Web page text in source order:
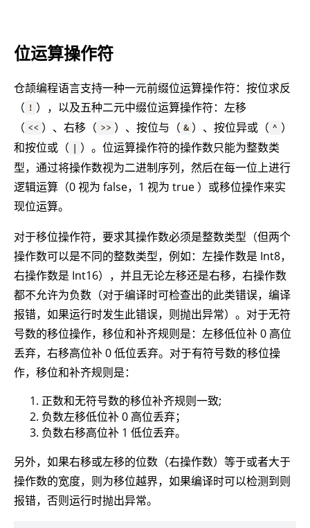
位运算操作符
仓颉编程语言支持一种一元前缀位运算操作符：按位求反
（ ! ），以及五种二元中缀位运算操作符：左移
（ << ）、右移（ >> ）、按位与（ & ）、按位异或（ ^ ）
和按位或（ | ）。位运算操作符的操作数只能为整数类
型，通过将操作数视为二进制序列，然后在每一位上进行
逻辑运算（0 视为 false，1 视为 true ）或移位操作来实
现位运算。
对于移位操作符，要求其操作数必须是整数类型（但两个
操作数可以是不同的整数类型，例如：左操作数是 Int8，
右操作数是 Int16），并且无论左移还是右移，右操作数
都不允许为负数（对于编译时可检查出的此类错误，编译
报错，如果运行时发生此错误，则抛出异常）。对于无符
号数的移位操作，移位和补齐规则是：左移低位补 0 高位
丢弃，右移高位补 0 低位丢弃。对于有符号数的移位操
作，移位和补齐规则是：
正数和无符号数的移位补齐规则一致;
负数左移低位补 0 高位丢弃；
负数右移高位补 1 低位丢弃。
另外，如果右移或左移的位数（右操作数）等于或者大于
操作数的宽度，则为移位越界，如果编译时可以检测到则
报错，否则运行时抛出异常。